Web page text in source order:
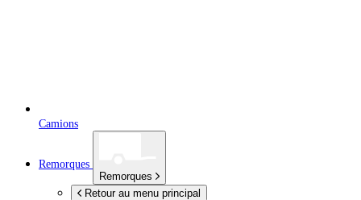
Camions
Remorques
Remorques
Retour au menu principal